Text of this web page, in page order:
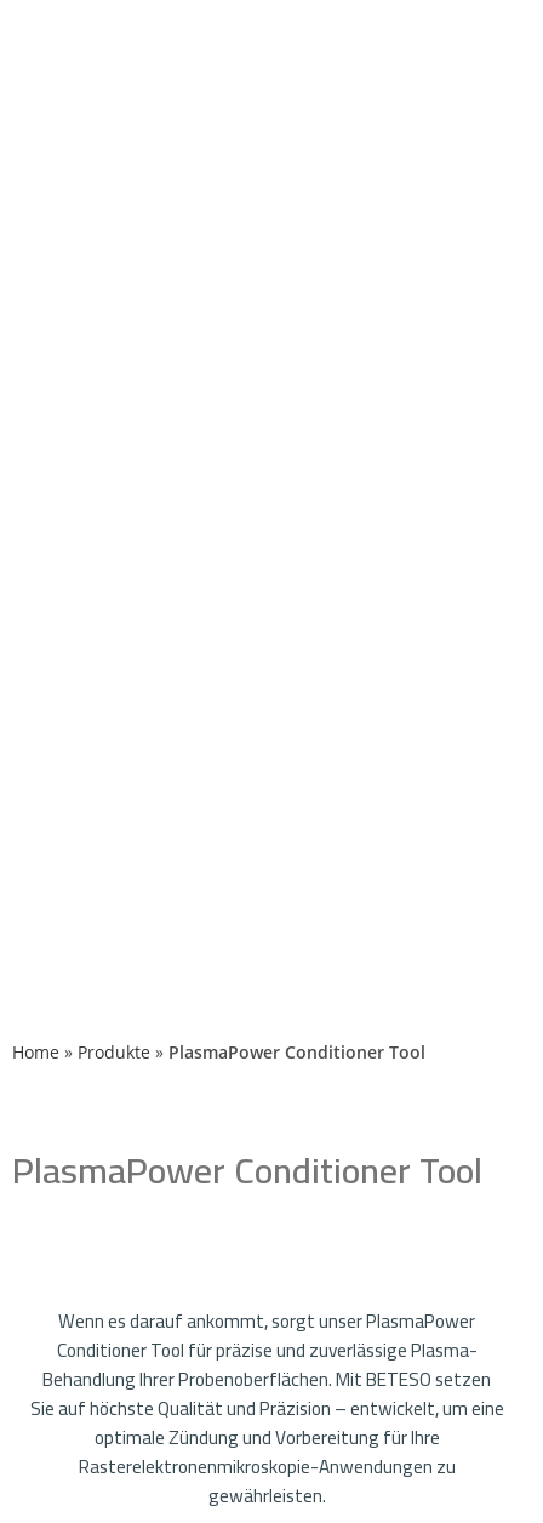
Home » Produkte » PlasmaPower Conditioner Tool
PlasmaPower Conditioner Tool
Wenn es darauf ankommt, sorgt unser PlasmaPower
Conditioner Tool für präzise und zuverlässige Plasma-
Behandlung Ihrer Probenoberflächen. Mit BETESO setzen
Sie auf höchste Qualität und Präzision – entwickelt, um eine
optimale Zündung und Vorbereitung für Ihre
Rasterelektronenmikroskopie-Anwendungen zu
gewährleisten.